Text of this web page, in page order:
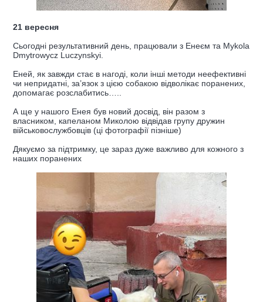
21 вересня
Сьогодні результативний день, працювали з Енеєм та Mykola
Dmytrowycz Luczynskyi.
Еней, як завжди стає в нагоді, коли інші методи неефективні
чи непридатні, за’язок з цією собакою відволікає поранених,
допомагає розслабитись…..
А ще у нашого Енея був новий досвід, він разом з
власником, капеланом Миколою відвідав групу дружин
військовослужбовців (ці фотографії пізніше)
Дякуємо за підтримку, це зараз дуже важливо для кожного з
наших поранених